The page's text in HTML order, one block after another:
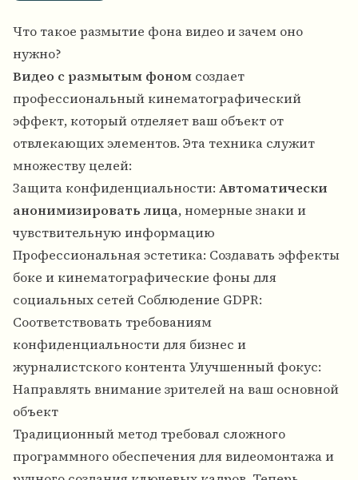
Что такое размытие фона видео и зачем оно
нужно?
Видео с размытым фоном создает
профессиональный кинематографический
эффект, который отделяет ваш объект от
отвлекающих элементов. Эта техника служит
множеству целей:
Защита конфиденциальности: Автоматически
анонимизировать лица, номерные знаки и
чувствительную информацию
Профессиональная эстетика: Создавать эффекты
боке и кинематографические фоны для
социальных сетей Соблюдение GDPR:
Соответствовать требованиям
конфиденциальности для бизнес и
журналистского контента Улучшенный фокус:
Направлять внимание зрителей на ваш основной
объект
Традиционный метод требовал сложного
программного обеспечения для видеомонтажа и